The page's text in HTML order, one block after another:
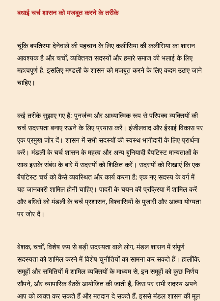
बधाई चर्च शासन को मजबूत करने के तरीके
चूंकि बपतिस्मा देनेवाले की पहचान के लिए कलीसिया की कलीसिया का शासन
आवश्यक है और चर्चों, व्यक्तिगत सदस्यों और हमारे समाज की भलाई के लिए
महत्वपूर्ण है, इसलिए मण्डली के शासन को मजबूत करने के लिए कदम उठाए जाने
चाहिए।
कई तरीके सुझाए गए हैं: पुनर्जन्म और आध्यात्मिक रूप से परिपक्व व्यक्तियों की
चर्च सदस्यता बनाए रखने के लिए प्रयास करें। इंजीलवाद और ईसाई विकास पर
एक प्रमुख जोर दें। शासन में सभी सदस्यों की स्वस्थ भागीदारी के लिए प्रार्थना
करें। मंडली के चर्च शासन के महत्व और अन्य बुनियादी बैपटिस्ट मान्यताओं के
साथ इसके संबंध के बारे में सदस्यों को शिक्षित करें। सदस्यों को सिखाएं कि एक
बैपटिस्ट चर्च को कैसे व्यवस्थित और कार्य करना है; एक नए सदस्य के वर्ग में
यह जानकारी शामिल होनी चाहिए। पादरी के चयन की प्रक्रिया में शामिल करें
और बधिरों को मंडली के चर्च प्रशासन, विश्वासियों के पुजारी और आत्मा योग्यता
पर जोर दें।
बेशक, चर्चों, विशेष रूप से बड़ी सदस्यता वाले लोग, मंडल शासन में संपूर्ण
सदस्यता को शामिल करने में विशेष चुनौतियों का सामना कर सकते हैं। हालाँकि,
समूहों और समितियों में शामिल व्यक्तियों के माध्यम से, इन समूहों को कुछ निर्णय
सौंपने, और व्यापारिक बैठकें आयोजित की जाती हैं, जिस पर सभी सदस्य अपने
आप को व्यक्त कर सकते हैं और मतदान दे सकते हैं, इससे मंडल शासन की मूल